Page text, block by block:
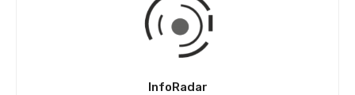
InfoRadar